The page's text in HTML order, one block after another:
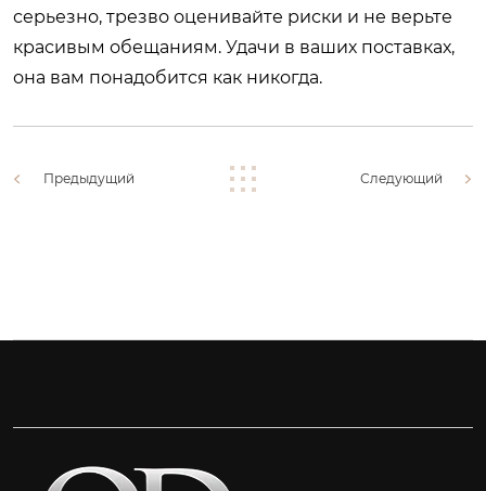
серьезно, трезво оценивайте риски и не верьте
красивым обещаниям. Удачи в ваших поставках,
она вам понадобится как никогда.
Предыдущий Следующий